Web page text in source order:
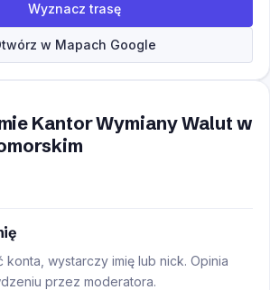
Wyznacz trasę
w Mapach Google
Kantor Wymiany Walut w
konta, wystarczy imię lub nick. Opinia
przez moderatora.